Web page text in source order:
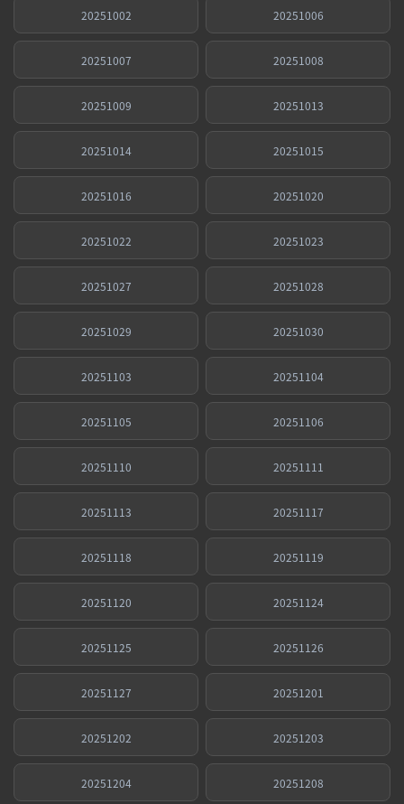
20251002 20251006
20251007 20251008
20251009 20251013
20251014 20251015
20251016 20251020
20251022 20251023
20251027 20251028
20251029 20251030
20251103 20251104
20251105 20251106
20251110 20251111
20251113 20251117
20251118 20251119
20251120 20251124
20251125 20251126
20251127 20251201
20251202 20251203
20251204 20251208